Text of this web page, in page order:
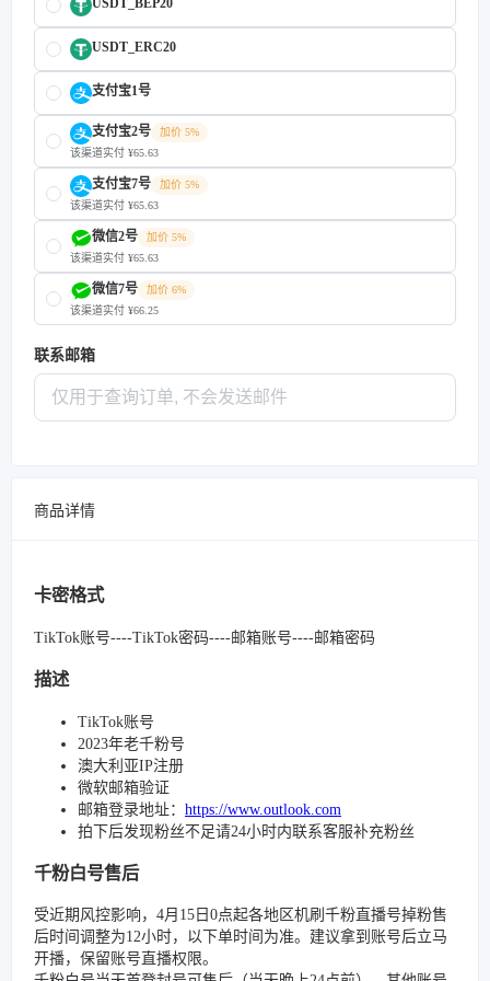
USDT_BEP20
USDT_ERC20
支付宝1号
支付宝2号
加价 5%
该渠道实付 ¥65.63
支付宝7号
加价 5%
该渠道实付 ¥65.63
微信2号
加价 5%
该渠道实付 ¥65.63
微信7号
加价 6%
该渠道实付 ¥66.25
联系邮箱
商品详情
卡密格式
TikTok账号----TikTok密码----邮箱账号----邮箱密码
描述
TikTok账号
2023年老千粉号
澳大利亚IP注册
微软邮箱验证
邮箱登录地址： https://www.outlook.com
拍下后发现粉丝不足请24小时内联系客服补充粉丝
千粉白号售后
受近期风控影响，4月15日0点起各地区机刷千粉直播号掉粉售
后时间调整为12小时，以下单时间为准。建议拿到账号后立马
开播，保留账号直播权限。